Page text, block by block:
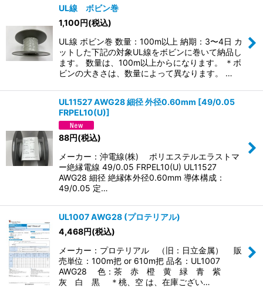
UL線 ボビン巻
1,100円(税込)
UL線 ボビン巻 数量：100m以上 納期：3〜4日 カ
ットした下記の対象UL線をボビンに巻いて納品し
ます。 数量は、100m以上からになります。 ＊ボ
ビンの大きさは、数量によって異なります。 …
UL11527 AWG28 細径 外径0.60mm [49/0.05
FRPEL10(U)]
88円(税込)
メーカー：沖電線(株) ポリエステルエラストマ
ー絶縁電線 49/0.05 FRPEL10(U) UL11527
AWG28 細径 絶縁体外径0.60mm 導体構成：
49/0.05 定…
UL1007 AWG28 (プロテリアル)
4,468円(税込)
メーカー：プロテリアル （旧：日立金属） 販
売単位：100m把 or 610m把 品名：UL1007
AWG28 色：茶 赤 橙 黄 緑 青 紫
灰 白 黒 ＊桃、空 は、在庫ござい…